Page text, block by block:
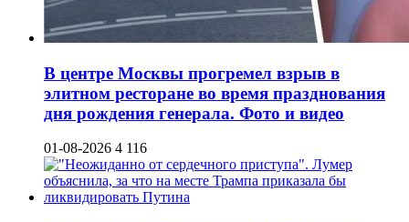
В центре Москвы прогремел взрыв в
элитном ресторане во время празднования
дня рождения генерала. Фото и видео
01-08-2026 4 116